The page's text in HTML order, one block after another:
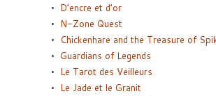
D’encre et d’or
N-Zone Quest
Chickenhare and the Treasure of
Guardians of Legends
Le Tarot des Veilleurs
Le Jade et le Granit